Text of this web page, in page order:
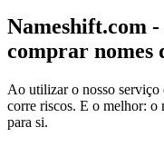
Nameshift.com
comprar nomes
Ao utilizar o nosso serviço
corre riscos. E o melhor: o
para si.